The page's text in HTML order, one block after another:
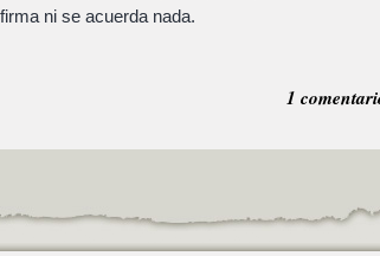
ni se acuerda nada.
1